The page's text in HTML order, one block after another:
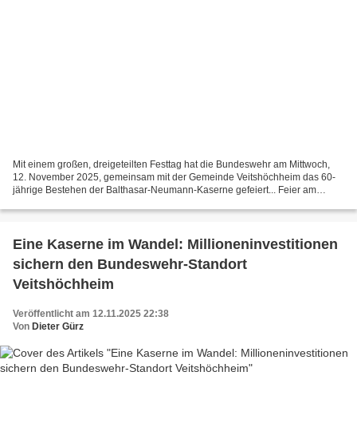
Mit einem großen, dreigeteilten Festtag hat die Bundeswehr am Mittwoch,
12. November 2025, gemeinsam mit der Gemeinde Veitshöchheim das 60-
jährige Bestehen der Balthasar-Neumann-Kaserne gefeiert... Feier am
Eine Kaserne im Wandel: Millioneninvestitionen
sichern den Bundeswehr-Standort
Veitshöchheim
Veröffentlicht am 12.11.2025 22:38
Von Dieter Gürz